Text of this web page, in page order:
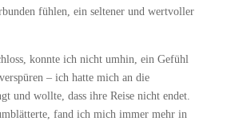
fühlen, ein seltener und wertvoller
konnte ich nicht umhin, ein Gefühl
– ich hatte mich an die
und wollte, dass ihre Reise nicht endet.
fand ich mich immer mehr in